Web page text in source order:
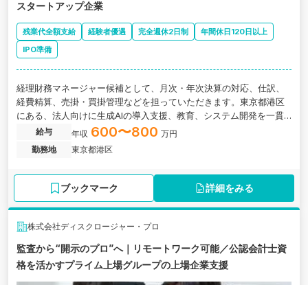
スタートアップ企業
残業代全額支給 経験者優遇 完全週休2日制
年間休日120日以上
IPO準備
経理財務マネージャー候補として、月次・年次決算の対応、仕訳、
経費精算、売掛・買掛管理などを担っていただきます。東京都港区
にある、法人向けに生成AIの導入支援、教育、システム開発を一貫
して提供するAI専門のスタートアップ企業の求人です。
給与 年収 600〜800 万円
勤務地
東京都港区
ブックマーク 詳細をみる
株式会社ディスクロージャー・プロ
監査から“開示のプロ”へ｜リモートワーク可能／公認会計士資
格を活かすプライム上場グループの上場企業支援